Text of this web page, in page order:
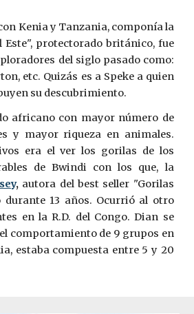
Kenia y Tanzania, componía la
Este", protectorado británico, fue
del siglo pasado como:
etc. Quizás es a Speke a quien
su descubrimiento.
africano con mayor número de
y mayor riqueza en animales.
era el ver los gorilas de los
de Bwindi con los que, la
, autora del best seller "Gorilas
durante 13 años. Ocurrió al otro
en la R.D. del Congo. Dian se
comportamiento de 9 grupos en
estaba compuesta entre 5 y 20